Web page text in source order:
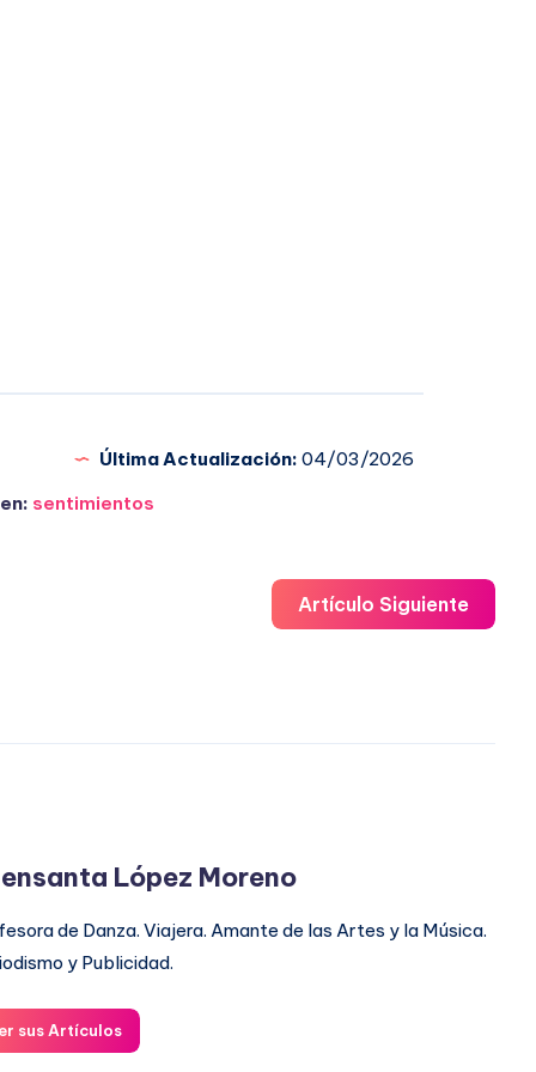
Última Actualización: 04/03/2026
sentimientos
Artículo Siguiente
López Moreno
de Danza. Viajera. Amante de las Artes y la Música.
y Publicidad.
sus Artículos